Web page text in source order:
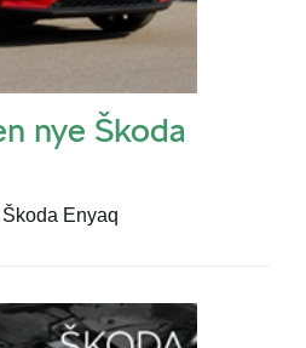
nye Škoda
Enyaq